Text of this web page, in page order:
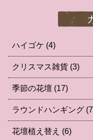
ハイゴケ (4)
クリスマス雑貨 (3)
季節の花壇 (17)
ラウンドハンギング
花壇植え替え (6)